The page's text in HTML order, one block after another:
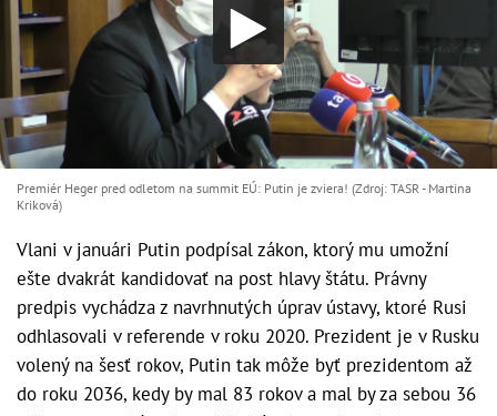
Premiér Heger pred odletom na summit EÚ: Putin je zviera! (Zdroj: TASR - Martina
Kriková)
Vlani v januári Putin podpísal zákon, ktorý mu umožní
ešte dvakrát kandidovať na post hlavy štátu. Právny
predpis vychádza z navrhnutých úprav ústavy, ktoré Rusi
odhlasovali v referende v roku 2020. Prezident je v Rusku
volený na šesť rokov, Putin tak môže byť prezidentom až
do roku 2036, kedy by mal 83 rokov a mal by za sebou 36